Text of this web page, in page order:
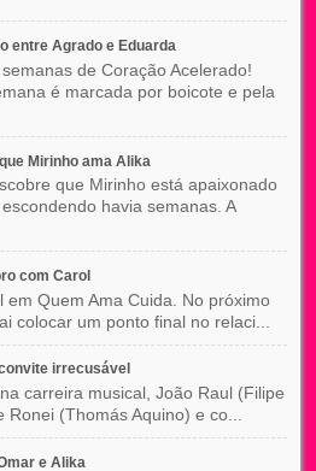
entre Agrado e Eduarda
de Coração Acelerado!
é marcada por boicote e pela
Mirinho ama Alika
que Mirinho está apaixonado
havia semanas. A
com Carol
Quem Ama Cuida. No próximo
colocar um ponto final no relaci...
irrecusável
carreira musical, João Raul (Filipe
(Thomás Aquino) e co...
e Alika